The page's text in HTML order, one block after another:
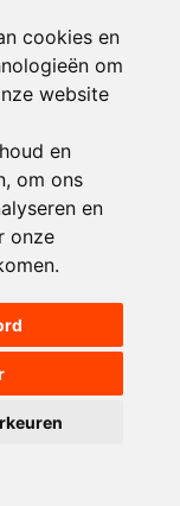
cookies en
om
website
en
om ons
en
onze